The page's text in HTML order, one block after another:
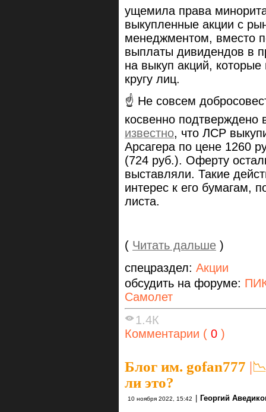
ущемила права
выкупленные акции с
менеджментом, вместо
выплаты дивидендов в
на выкуп акций, которые
кругу лиц.
☝️ Не совсем
косвенно подтверждено
известно, что ЛСР
Арсагера по цене 1260
(724 руб.). Оферту
выставляли. Такие
интерес к его бумагам,
листа.
( Читать дальше )
спецраздел: Акции
обсудить на форуме:
Самолет
1.4К
Комментарии ( 0 )
Блог им. gofan777 |
ли это?
10 ноября 2022, 15:42 | Георгий